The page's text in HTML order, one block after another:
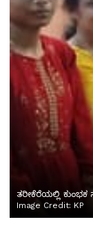
ತರೀಕೆರೆಯಲ್ಲಿ ಕುಂಭಕ
Image Credit: KP